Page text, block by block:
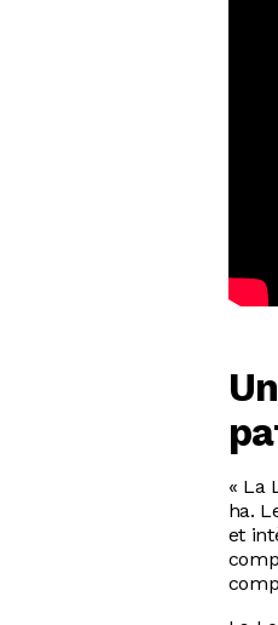
« La
ha.
et